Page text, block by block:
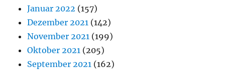
Januar 2022 (157)
Dezember 2021 (142)
November 2021 (199)
Oktober 2021 (205)
September 2021 (162)